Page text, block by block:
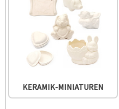
KERAMIK-MINIATUREN